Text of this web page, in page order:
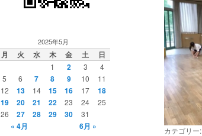
カテゴリー:
2025年5月
月 火 水 木 金 土 日
1 2 3
4
5
6 7 8 9 10
11
12
13 14 15 16 17
18
19
20 21 22 23 24
25
26
27 28 29 30 31
« 4月 6月 »